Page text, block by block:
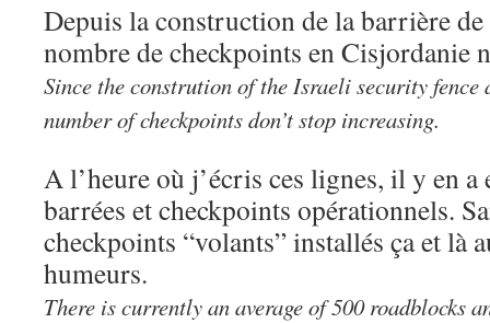
Depuis la construction de la barrière
nombre de checkpoints en Cisjordanie
Since the constrution of the Israeli security fence
number of checkpoints don’t stop increasing.
A l’heure où j’écris ces lignes, il y en
barrées et checkpoints opérationnels.
checkpoints “volants” installés ça et là
humeurs.
There is currently an average of 500 roadblocks